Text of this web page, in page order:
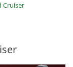
Cruiser